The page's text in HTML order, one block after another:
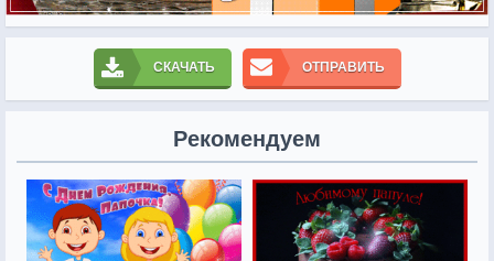
СКАЧАТЬ ОТПРАВИТЬ
Рекомендуем